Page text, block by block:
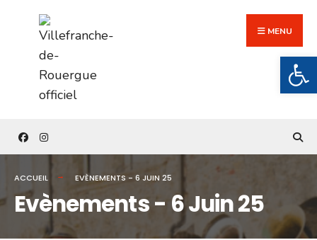
content
MENU
ACCUEIL EVÈNEMENTS - 6 JUIN 25
Evènements - 6 Juin 25
for: